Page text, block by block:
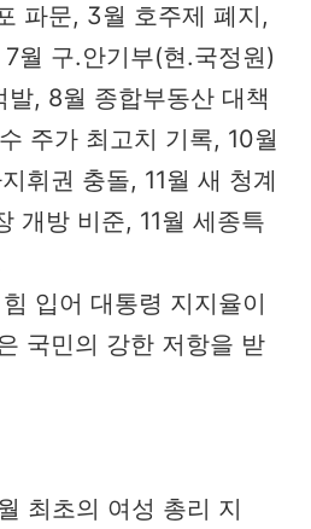
파문, 3월 호주제 폐지,
월 구.안기부(현.국정원)
, 8월 종합부동산 대책
주가 최고치 기록, 10월
휘권 충돌, 11월 새 청계
개방 비준, 11월 세종특
입어 대통령 지지율이
국민의 강한 저항을 받
최초의 여성 총리 지